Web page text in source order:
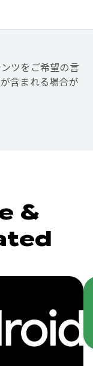
ツをご希望の言
含まれる場合が
&